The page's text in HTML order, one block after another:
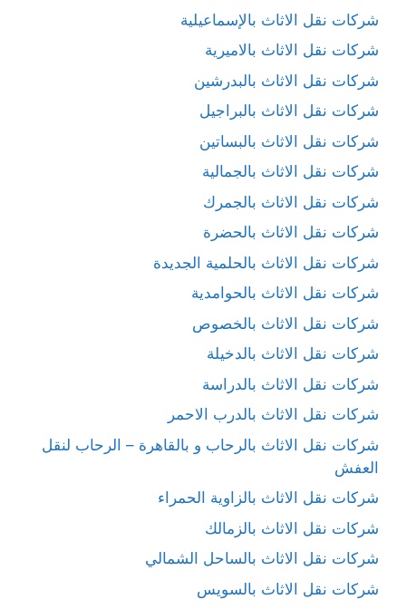
شركات نقل الاثاث بالإسماعيلية
شركات نقل الاثاث بالاميرية
شركات نقل الاثاث بالبدرشين
شركات نقل الاثاث بالبراجيل
شركات نقل الاثاث بالبساتين
شركات نقل الاثاث بالجمالية
شركات نقل الاثاث بالجمرك
شركات نقل الاثاث بالحضرة
شركات نقل الاثاث بالحلمية الجديدة
شركات نقل الاثاث بالحوامدية
شركات نقل الاثاث بالخصوص
شركات نقل الاثاث بالدخيلة
شركات نقل الاثاث بالدراسة
شركات نقل الاثاث بالدرب الاحمر
شركات نقل الاثاث بالرحاب و بالقاهرة – الرحاب لنقل
العفش
شركات نقل الاثاث بالزاوية الحمراء
شركات نقل الاثاث بالزمالك
شركات نقل الاثاث بالساحل الشمالي
شركات نقل الاثاث بالسويس